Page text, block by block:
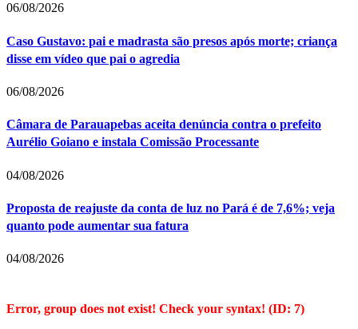
06/08/2026
Caso Gustavo: pai e madrasta são presos após morte; criança
disse em vídeo que pai o agredia
06/08/2026
Câmara de Parauapebas aceita denúncia contra o prefeito
Aurélio Goiano e instala Comissão Processante
04/08/2026
Proposta de reajuste da conta de luz no Pará é de 7,6%; veja
quanto pode aumentar sua fatura
04/08/2026
Error, group does not exist! Check your syntax! (ID: 7)